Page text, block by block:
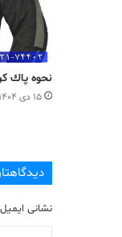
نحوه پاك
۱۵ دی ۱۴۰۴
نشانی